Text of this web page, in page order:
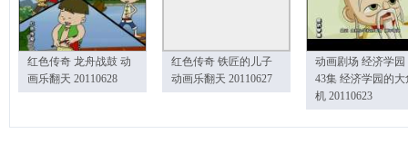
红色传奇 龙舟战鼓 动
画乐翻天 20110628
红色传奇 铁匠的儿子
动画乐翻天 20110627
动画剧场 经济学园
43集 经济学园的大
机 20110623